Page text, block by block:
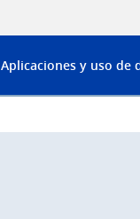
Aplicaciones y uso de